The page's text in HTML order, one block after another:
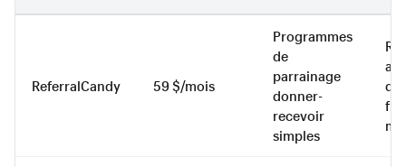
ReferralCandy 59 $/mois
Programmes
de
parrainage
donner-
recevoir
simples